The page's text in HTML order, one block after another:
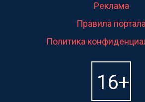
Реклама
Правила портала
Политика